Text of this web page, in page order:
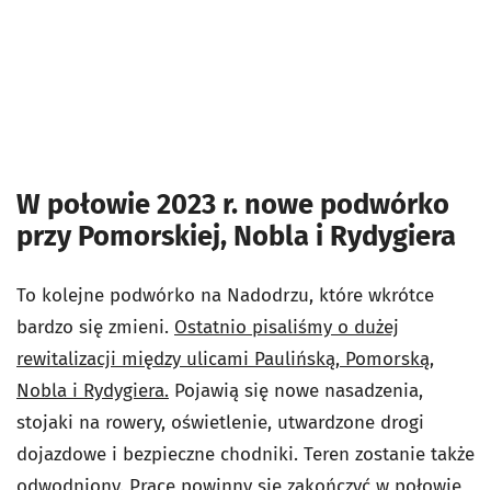
W połowie 2023 r. nowe podwórko
przy Pomorskiej, Nobla i Rydygiera
To kolejne podwórko na Nadodrzu, które wkrótce
bardzo się zmieni. Ostatnio pisaliśmy o dużej
rewitalizacji między ulicami Paulińską, Pomorską,
Nobla i Rydygiera. Pojawią się nowe nasadzenia,
stojaki na rowery, oświetlenie, utwardzone drogi
dojazdowe i bezpieczne chodniki. Teren zostanie także